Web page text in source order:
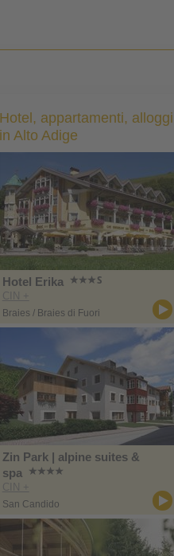
Hotel, appartamenti, alloggi
in Alto Adige
Hotel Erika
CIN +
Braies / Braies di Fuori
Zin Park | alpine suites &
spa
CIN +
San Candido